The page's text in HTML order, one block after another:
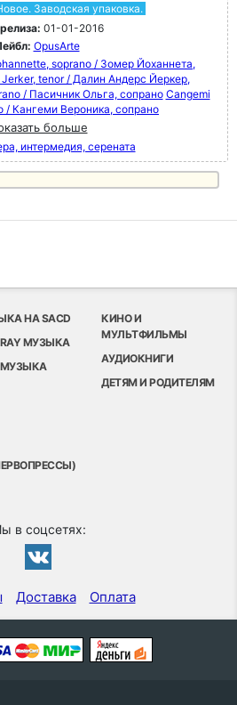
Заводская упаковка.
01-01-2016
OpusArte
soprano / Зомер Йоханнета,
tenor / Далин Андерс Йеркер,
/ Пасичник Ольга, сопрано Cangemi
/ Кангеми Вероника, сопрано
больше
интермедия, серената
НА SACD
МУЗЫКА
МУЗЫКА
КИНО И
МУЛЬТФИЛЬМЫ
АУДИОКНИГИ
ДЕТЯМ И РОДИТЕЛЯМ
в соцсетях:
Доставка Оплата